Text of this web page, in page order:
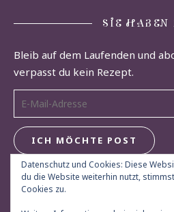
SIE HABEN
Bleib auf dem Laufenden und
verpasst du kein Rezept.
E-Mail-Adresse
ICH MÖCHTE POST
Datenschutz und Cookies: Diese
du die Website weiterhin nutzt,
Cookies zu.